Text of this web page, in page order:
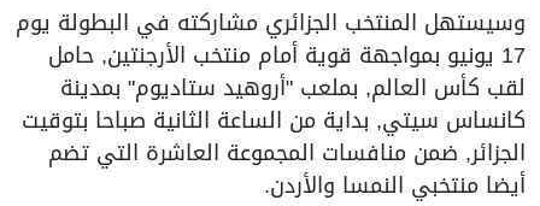
وسيستهل المنتخب الجزائري مشاركته في البطولة يوم
17 يونيو بمواجهة قوية أمام منتخب الأرجنتين, حامل
لقب كأس العالم, بملعب "أروهيد ستاديوم" بمدينة
كانساس سيتي, بداية من الساعة الثانية صباحا بتوقيت
الجزائر, ضمن منافسات المجموعة العاشرة التي تضم
أيضا منتخبي النمسا والأردن.